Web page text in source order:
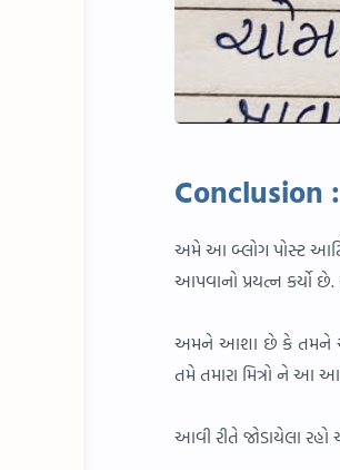
Conclusion :
અમે આ બ્લોગ પોસ્ટ
આપવાનો પ્રયત્ન કર્યો
અમને આશા છે કે તમને
તમે તમારા મિત્રો ને આ
આવી રીતે જોડાયેલા